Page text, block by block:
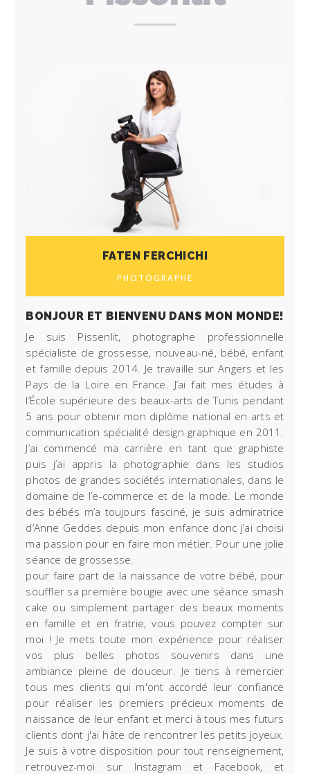
FATEN FERCHICHI
PHOTOGRAPHE
BONJOUR ET BIENVENU DANS MON MONDE!
Je suis Pissenlit, photographe professionnelle
spécialiste de grossesse, nouveau-né, bébé, enfant
et famille depuis 2014. Je travaille sur Angers et les
Pays de la Loire en France. J’ai fait mes études à
l’École supérieure des beaux-arts de Tunis pendant
5 ans pour obtenir mon diplôme national en arts et
communication spécialité design graphique en 2011.
J’ai commencé ma carrière en tant que graphiste
puis j’ai appris la photographie dans les studios
photos de grandes sociétés internationales, dans le
domaine de l’e-commerce et de la mode. Le monde
des bébés m’a toujours fasciné, je suis admiratrice
d’Anne Geddes depuis mon enfance donc j’ai choisi
ma passion pour en faire mon métier. Pour une jolie
séance de grossesse.
pour faire part de la naissance de votre bébé, pour
souffler sa première bougie avec une séance smash
cake ou simplement partager des beaux moments
en famille et en fratrie, vous pouvez compter sur
moi ! Je mets toute mon expérience pour réaliser
vos plus belles photos souvenirs dans une
ambiance pleine de douceur. Je tiens à remercier
tous mes clients qui m'ont accordé leur confiance
pour réaliser les premiers précieux moments de
naissance de leur enfant et merci à tous mes futurs
clients dont j'ai hâte de rencontrer les petits joyeux.
Je suis à votre disposition pour tout renseignement,
retrouvez-moi sur Instagram et Facebook, et